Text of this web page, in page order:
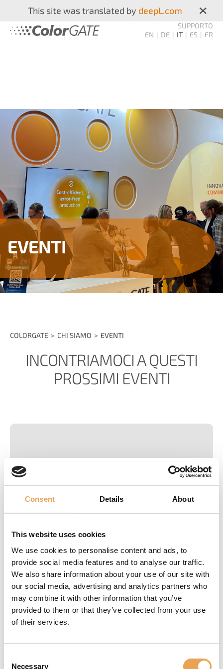
Consent Details About
This website uses cookies
We use cookies to personalise content and ads, to
provide social media features and to analyse our traffic.
We also share information about your use of our site with
our social media, advertising and analytics partners who
may combine it with other information that you’ve
provided to them or that they’ve collected from your use
of their services.
Necessary
This site was translated by deepL.com ×
SUPPORTO
EN
DE IT ES FR
EVENTI
COLORGATE CHI SIAMO EVENTI
INCONTRIAMOCI A QUESTI
PROSSIMI EVENTI
IPI Industrial Print Integration
24.- 25.11.2026
Duesseldorf - Neuss